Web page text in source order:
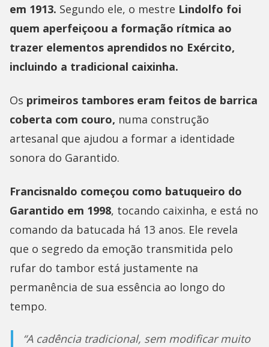
em 1913. Segundo ele, o mestre Lindolfo foi
quem aperfeiçoou a formação rítmica ao
trazer elementos aprendidos no Exército,
incluindo a tradicional caixinha.
Os primeiros tambores eram feitos de barrica
coberta com couro, numa construção
artesanal que ajudou a formar a identidade
sonora do Garantido.
Francisnaldo começou como batuqueiro do
Garantido em 1998, tocando caixinha, e está no
comando da batucada há 13 anos. Ele revela
que o segredo da emoção transmitida pelo
rufar do tambor está justamente na
permanência de sua essência ao longo do
tempo.
“A cadência tradicional, sem modificar muito